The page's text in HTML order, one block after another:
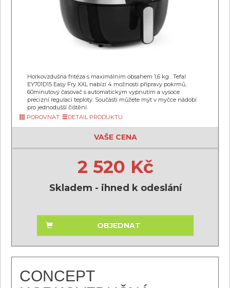
Horkovzdušná fritéza s maximálním obsahem 1,6 kg . Tefal
EY701D15 Easy Fry XXL nabízí 4 možnosti přípravy pokrmů,
60minutový časovač s automatickým vypnutím a vysoce
precizní regulaci teploty. Součásti můžete mýt v myčce nádobí
pro jednodušší čištění.
POROVNAT
DETAIL PRODUKTU
VAŠE CENA
2 520 Kč
Skladem - ihned k odeslání
OBJEDNAT
CONCEPT